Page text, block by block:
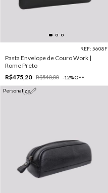
REF: 5608F
Pasta Envelope de Couro Work |
Rome Preto
R$475,20
R$540,00 -12%OFF
Personalize